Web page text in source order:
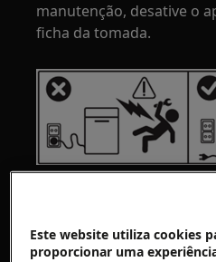
manutenção, desative o
ficha da tomada.
Este website utiliza cookies
proporcionar uma